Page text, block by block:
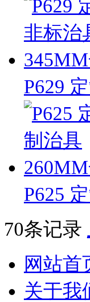
P629
P625
70条记录
网站首
关于我